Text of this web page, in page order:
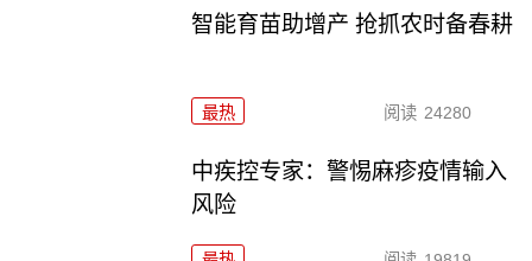
智能育苗助增产 抢抓农时备春耕
最热 阅读 24280
中疾控专家：警惕麻疹疫情输入
风险